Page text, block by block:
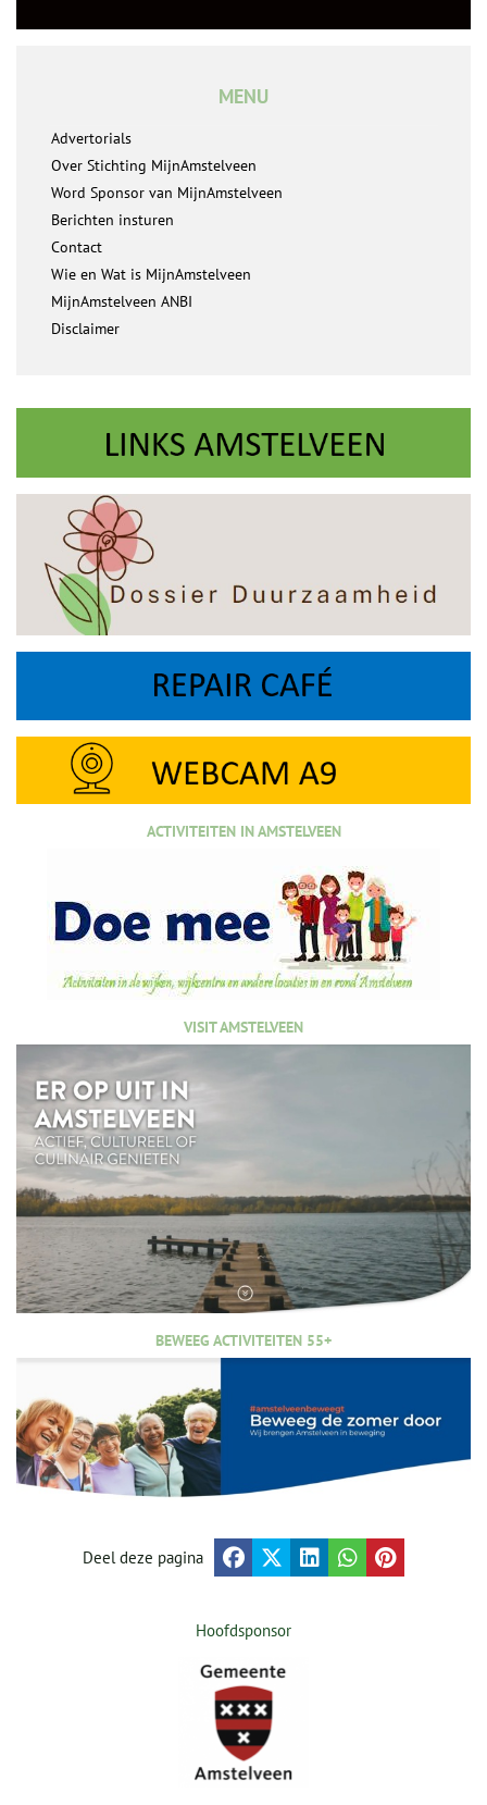
MENU
Advertorials
Over Stichting MijnAmstelveen
Word Sponsor van MijnAmstelveen
Berichten insturen
Contact
Wie en Wat is MijnAmstelveen
MijnAmstelveen ANBI
Disclaimer
ACTIVITEITEN IN AMSTELVEEN
VISIT AMSTELVEEN
BEWEEG ACTIVITEITEN 55+
Deel deze pagina
Hoofdsponsor